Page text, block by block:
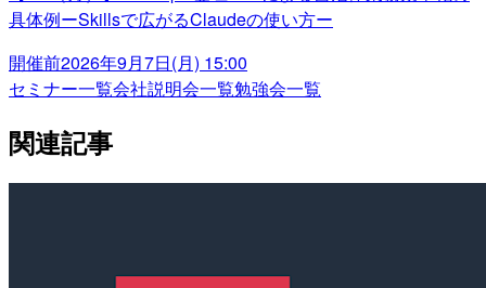
具体例ーSkillsで広がるClaudeの使い方ー
開催前2026年9月7日(月) 15:00
セミナー一覧会社説明会一覧勉強会一覧
関連記事